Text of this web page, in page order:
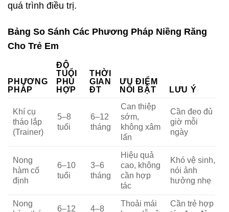
quá trình điều trị.
Bảng So Sánh Các Phương Pháp Niềng Răng
Cho Trẻ Em
PHƯƠNG
PHÁP
ĐỘ
TUỔI
PHÙ
HỢP
THỜI
GIAN
ĐT
ƯU ĐIỂM
NỔI BẬT
LƯU Ý
Khí cụ
tháo lắp
(Trainer)
5–8
tuổi
6–12
tháng
Can thiệp
sớm,
không xâm
lấn
Cần đeo đủ
giờ mỗi
ngày
Nong
hàm cố
định
6–10
tuổi
3–6
tháng
Hiệu quả
cao, không
cần hợp
tác
Khó vệ sinh,
nói ảnh
hưởng nhẹ
Nong
6–12
4–8
Thoải mái
Cần trẻ hợp